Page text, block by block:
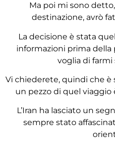
Ma poi mi sono
destinazione, avrò
La decisione è stata
informazioni prima della
voglia di farmi
Vi chiederete, quindi che è
un pezzo di quel
L’Iran ha lasciato un
sempre stato